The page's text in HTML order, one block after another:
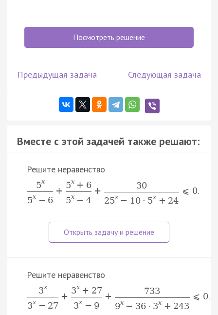
Посмотреть решение
Предыдущая задача Следующая задача
Вместе с этой задачей также решают:
Решите неравенство
5x
5x − 6
+
5x + 6
5x − 4
+
30
25x − 10 ⋅ 5x + 24
⩽ 0.
Решите неравенство
3x
3x − 27
+
3x + 27
3x − 9
+
733
9x − 36 ⋅ 3x + 243
⩽ 0.